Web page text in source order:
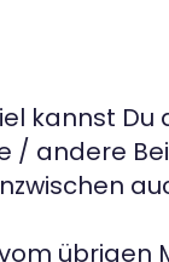
kannst Du
/ andere
übrigen